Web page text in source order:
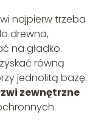
najpierw trzeba
drewna,
na gładko.
równą
jednolitą bazę.
zewnętrzne